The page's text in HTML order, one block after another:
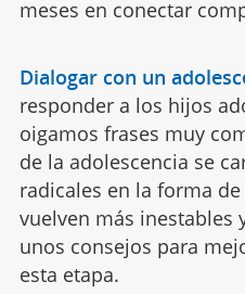
meses en conectar
Dialogar con un
responder a los hijos
oigamos frases muy
de la adolescencia se
radicales en la forma
vuelven más inestables
unos consejos para
esta etapa.